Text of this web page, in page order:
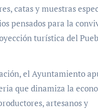
catas y muestras
pensados para la
turística del
el Ayuntamiento
que dinamiza la
artesanos y